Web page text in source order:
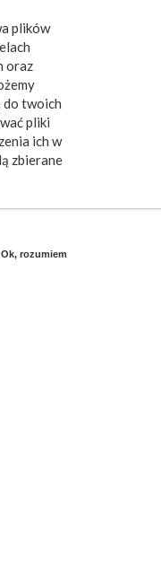
plików
oraz
do twoich
pliki
ich w
zbierane
Ok, rozumiem